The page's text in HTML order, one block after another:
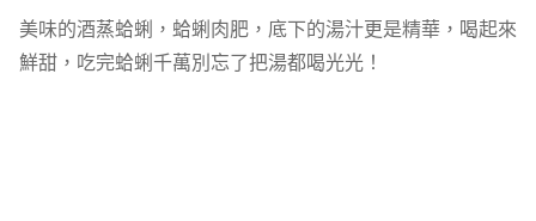
美味的酒蒸蛤蜊，蛤蜊肉肥，底下的湯汁更是精華，喝起來
鮮甜，吃完蛤蜊千萬別忘了把湯都喝光光！